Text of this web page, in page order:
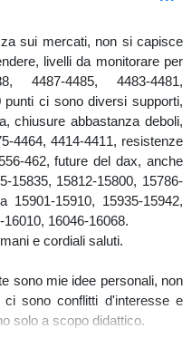
sui mercati, non si capisce
livelli da monitorare per
4487-4485, 4483-4481,
ci sono diversi supporti,
chiusure abbastanza deboli,
4464, 4414-4411, resistenze
462, future del dax, anche
15835, 15812-15800, 15786-
15901-15910, 15935-15942,
16046-16068.
e cordiali saluti.
sono mie idee personali, non
sono conflitti d'interesse e
solo a scopo didattico.